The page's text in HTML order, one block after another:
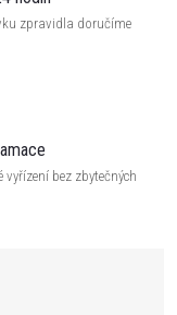
zpravidla doručíme
vyřízení bez zbytečných